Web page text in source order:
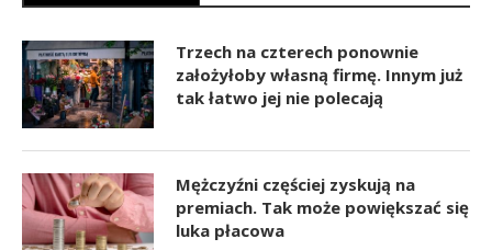
Trzech na czterech ponownie
założyłoby własną firmę. Innym już
tak łatwo jej nie polecają
Mężczyźni częściej zyskują na
premiach. Tak może powiększać się
luka płacowa